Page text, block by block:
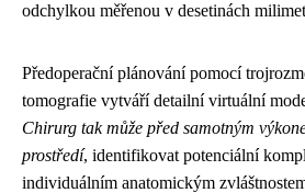
odchylkou měřenou v desetinách
Předoperační plánování pomocí
tomografie vytváří detailní virtuální
Chirurg tak může před samotným
prostředí, identifikovat potenciální
individuálním anatomickým